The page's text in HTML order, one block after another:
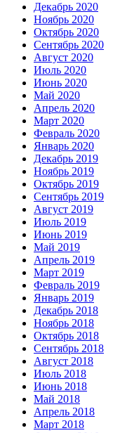
Декабрь 2020
Ноябрь 2020
Октябрь 2020
Сентябрь 2020
Август 2020
Июль 2020
Июнь 2020
Май 2020
Апрель 2020
Март 2020
Февраль 2020
Январь 2020
Декабрь 2019
Ноябрь 2019
Октябрь 2019
Сентябрь 2019
Август 2019
Июль 2019
Июнь 2019
Май 2019
Апрель 2019
Март 2019
Февраль 2019
Январь 2019
Декабрь 2018
Ноябрь 2018
Октябрь 2018
Сентябрь 2018
Август 2018
Июль 2018
Июнь 2018
Май 2018
Апрель 2018
Март 2018